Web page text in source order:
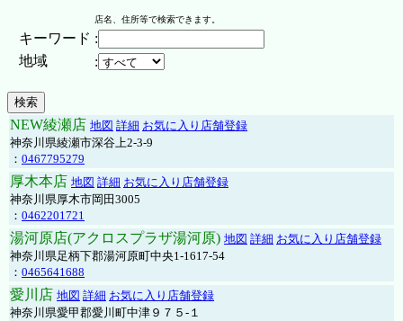
店名、住所等で検索できます。
キーワード :
地域
:
NEW綾瀬店 地図 詳細 お気に入り店舗登録
神奈川県綾瀬市深谷上2-3-9
： 0467795279
厚木本店 地図 詳細 お気に入り店舗登録
神奈川県厚木市岡田3005
： 0462201721
湯河原店(アクロスプラザ湯河原) 地図 詳細 お気に入り店舗登録
神奈川県足柄下郡湯河原町中央1-1617-54
： 0465641688
愛川店 地図 詳細 お気に入り店舗登録
神奈川県愛甲郡愛川町中津９７５-１